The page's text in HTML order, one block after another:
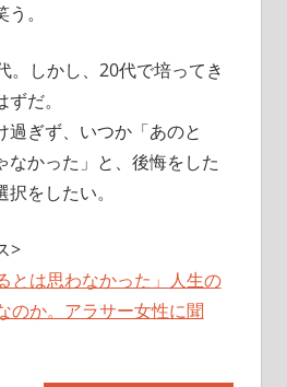
。
。しかし、20代で培ってき
だ。
過ぎず、いつか「あのと
なかった」と、後悔をした
をしたい。
>
とは思わなかった」人生の
のか。アラサー女性に聞